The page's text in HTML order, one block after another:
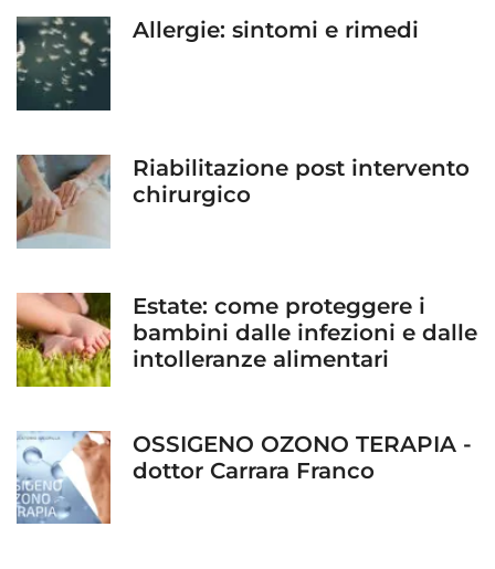
Allergie: sintomi e rimedi
Riabilitazione post intervento
chirurgico
Estate: come proteggere i
bambini dalle infezioni e dalle
intolleranze alimentari
OSSIGENO OZONO TERAPIA -
dottor Carrara Franco